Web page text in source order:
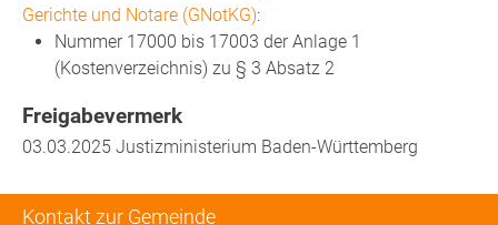
Kontakt zur Gemeinde
Gerichte und Notare (GNotKG):
Nummer 17000 bis 17003 der Anlage 1
(Kostenverzeichnis) zu § 3 Absatz 2
Freigabevermerk
03.03.2025 Justizministerium Baden-Württemberg